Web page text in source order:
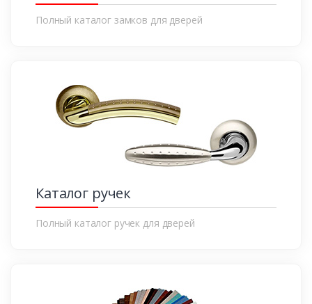
Полный каталог замков для дверей
Каталог ручек
Полный каталог ручек для дверей